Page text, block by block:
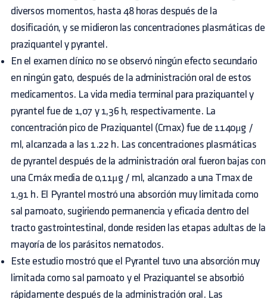
diversos momentos, hasta 48 horas después de la
dosificación, y se midieron las concentraciones plasmáticas de
praziquantel y pyrantel.
En el examen clínico no se observó ningún efecto secundario
en ningún gato, después de la administración oral de estos
medicamentos. La vida media terminal para praziquantel y
pyrantel fue de 1,07 y 1,36 h, respectivamente. La
concentración pico de Praziquantel (Cmax) fue de 1140μg /
ml, alcanzada a las 1.22 h. Las concentraciones plasmáticas
de pyrantel después de la administración oral fueron bajas con
una Cmáx media de 0,11μg / ml, alcanzado a una Tmax de
1,91 h. El Pyrantel mostró una absorción muy limitada como
sal pamoato, sugiriendo permanencia y eficacia dentro del
tracto gastrointestinal, donde residen las etapas adultas de la
mayoría de los parásitos nematodos.
Este estudio mostró que el Pyrantel tuvo una absorción muy
limitada como sal pamoato y el Praziquantel se absorbió
rápidamente después de la administración oral. Las